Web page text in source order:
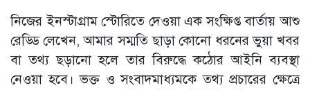
নিজের ইনস্টাগ্রাম স্টোরিতে দেওয়া এক সংক্ষিপ্ত বার্তায় আশু
রেড্ডি লেখেন, আমার সম্মতি ছাড়া কোনো ধরনের ভুয়া খবর
বা তথ্য ছড়ানো হলে তার বিরুদ্ধে কঠোর আইনি ব্যবস্থা
নেওয়া হবে। ভক্ত ও সংবাদমাধ্যমকে তথ্য প্রচারের ক্ষেত্রে